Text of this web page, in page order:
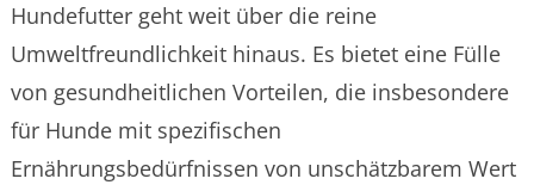
Hundefutter geht weit über die reine
Umweltfreundlichkeit hinaus. Es bietet eine Fülle
von gesundheitlichen Vorteilen, die insbesondere
für Hunde mit spezifischen
Ernährungsbedürfnissen von unschätzbarem Wert